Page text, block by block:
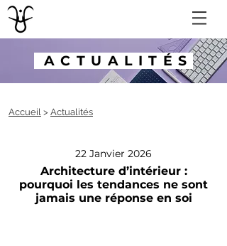
ACTUALITÉS
Accueil > Actualités
22 Janvier 2026
Architecture d’intérieur :
pourquoi les tendances ne sont
jamais une réponse en soi